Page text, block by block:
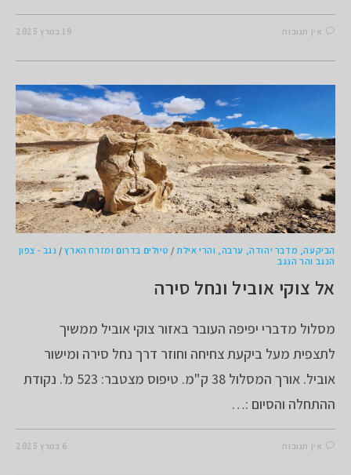
אין תגובות 19 במרץ 2025
הביקעה, מדבר יהודה, ערבה, והרי אילת / טיולים בדרום ומזרח הארץ/ נגב - צפון
הנגב והר הנגב
אל צוקי אוביל ונחל סירה
מסלול מדברי יפיפה העובר באזור צוקי אוביל ממשיך
לתצפית מעל ביקעת צחיחה וחוזר דרך נחל סירה ומישור
אוביל. אורך המסלול 38 ק"מ. טיפוס מצטבר: 523 מ'. נקודת
ההתחלה והסיום :…
אין תגובות 6 במרץ 2025